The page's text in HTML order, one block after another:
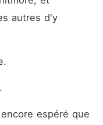
autres d'y
espéré que